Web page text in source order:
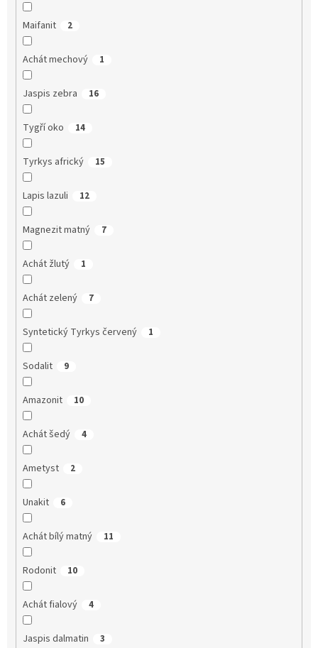
Maifanit 2
Achát mechový 1
Jaspis zebra 16
Tygří oko 14
Tyrkys africký 15
Lapis lazuli 12
Magnezit matný 7
Achát žlutý 1
Achát zelený 7
Syntetický Tyrkys červený 1
Sodalit 9
Amazonit 10
Achát šedý 4
Ametyst 2
Unakit 6
Achát bílý matný 11
Rodonit 10
Achát fialový 4
Jaspis dalmatin 3